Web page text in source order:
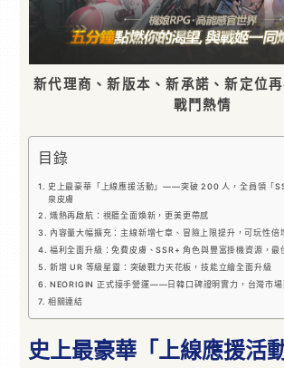
新代理商、新版本、新承諾、新定位
戰鬥熱情
目錄
史上最豪華「上線應援活動」——突破 200 人，全員領「
泉皮膚
熾熱再啟航：視聽全面煥新，更美更帶感
內容量大幅擴充：主線新增七章、冒險上限提升，可玩性倍
福利全面升級：免費皮膚、SSR+ 角色與豐富掛機資源，最
新增 UR 等級星靈：突破戰力天花板，技能立繪全面升級
NEORIGIN 正式接手營運——日韓口碑證明實力，台灣市場
相關連結
史上最豪華「上線應援